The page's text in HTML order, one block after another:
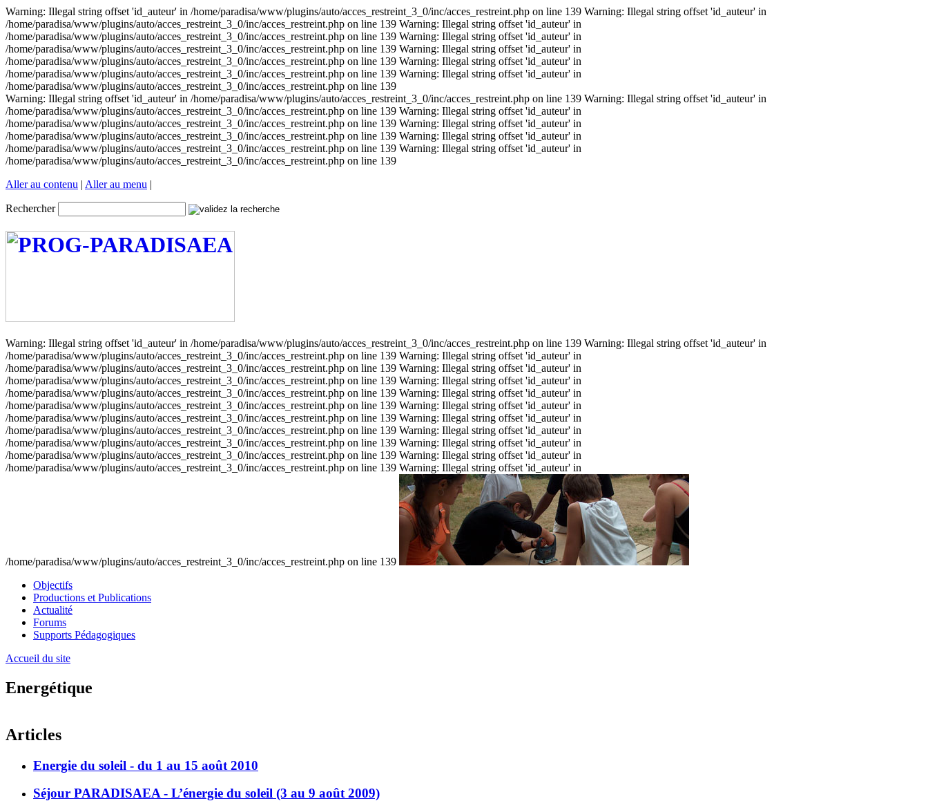
Warning: Illegal string offset 'id_auteur' in /home/paradisa/www/plugins/auto/acces_restreint_3_0/inc/acces_restreint.php on line 139 Warning: Illegal string offset 'id_auteur' in
/home/paradisa/www/plugins/auto/acces_restreint_3_0/inc/acces_restreint.php on line 139 Warning: Illegal string offset 'id_auteur' in
/home/paradisa/www/plugins/auto/acces_restreint_3_0/inc/acces_restreint.php on line 139 Warning: Illegal string offset 'id_auteur' in
/home/paradisa/www/plugins/auto/acces_restreint_3_0/inc/acces_restreint.php on line 139 Warning: Illegal string offset 'id_auteur' in
/home/paradisa/www/plugins/auto/acces_restreint_3_0/inc/acces_restreint.php on line 139 Warning: Illegal string offset 'id_auteur' in
/home/paradisa/www/plugins/auto/acces_restreint_3_0/inc/acces_restreint.php on line 139 Warning: Illegal string offset 'id_auteur' in
/home/paradisa/www/plugins/auto/acces_restreint_3_0/inc/acces_restreint.php on line 139
Warning: Illegal string offset 'id_auteur' in /home/paradisa/www/plugins/auto/acces_restreint_3_0/inc/acces_restreint.php on line 139 Warning: Illegal string offset 'id_auteur' in
/home/paradisa/www/plugins/auto/acces_restreint_3_0/inc/acces_restreint.php on line 139 Warning: Illegal string offset 'id_auteur' in
/home/paradisa/www/plugins/auto/acces_restreint_3_0/inc/acces_restreint.php on line 139 Warning: Illegal string offset 'id_auteur' in
/home/paradisa/www/plugins/auto/acces_restreint_3_0/inc/acces_restreint.php on line 139 Warning: Illegal string offset 'id_auteur' in
/home/paradisa/www/plugins/auto/acces_restreint_3_0/inc/acces_restreint.php on line 139 Warning: Illegal string offset 'id_auteur' in
/home/paradisa/www/plugins/auto/acces_restreint_3_0/inc/acces_restreint.php on line 139
Aller au contenu | Aller au menu |
Rechercher
Warning: Illegal string offset 'id_auteur' in /home/paradisa/www/plugins/auto/acces_restreint_3_0/inc/acces_restreint.php on line 139 Warning: Illegal string offset 'id_auteur' in
/home/paradisa/www/plugins/auto/acces_restreint_3_0/inc/acces_restreint.php on line 139 Warning: Illegal string offset 'id_auteur' in
/home/paradisa/www/plugins/auto/acces_restreint_3_0/inc/acces_restreint.php on line 139 Warning: Illegal string offset 'id_auteur' in
/home/paradisa/www/plugins/auto/acces_restreint_3_0/inc/acces_restreint.php on line 139 Warning: Illegal string offset 'id_auteur' in
/home/paradisa/www/plugins/auto/acces_restreint_3_0/inc/acces_restreint.php on line 139 Warning: Illegal string offset 'id_auteur' in
/home/paradisa/www/plugins/auto/acces_restreint_3_0/inc/acces_restreint.php on line 139 Warning: Illegal string offset 'id_auteur' in
/home/paradisa/www/plugins/auto/acces_restreint_3_0/inc/acces_restreint.php on line 139 Warning: Illegal string offset 'id_auteur' in
/home/paradisa/www/plugins/auto/acces_restreint_3_0/inc/acces_restreint.php on line 139 Warning: Illegal string offset 'id_auteur' in
/home/paradisa/www/plugins/auto/acces_restreint_3_0/inc/acces_restreint.php on line 139 Warning: Illegal string offset 'id_auteur' in
/home/paradisa/www/plugins/auto/acces_restreint_3_0/inc/acces_restreint.php on line 139 Warning: Illegal string offset 'id_auteur' in
/home/paradisa/www/plugins/auto/acces_restreint_3_0/inc/acces_restreint.php on line 139 Warning: Illegal string offset 'id_auteur' in
/home/paradisa/www/plugins/auto/acces_restreint_3_0/inc/acces_restreint.php on line 139
Objectifs
Productions et Publications
Actualité
Forums
Supports Pédagogiques
Accueil du site
Energétique
Articles
Energie du soleil - du 1 au 15 août 2010
Séjour PARADISAEA - L’énergie du soleil (3 au 9 août 2009)